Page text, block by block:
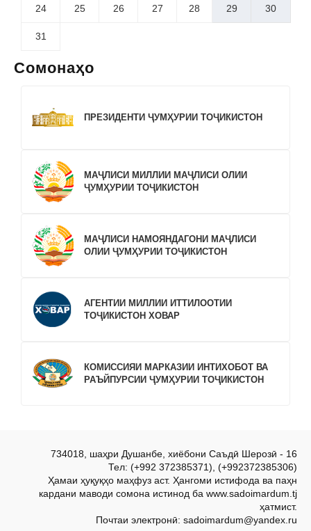
24 25 26 27 28 29 30
31
Сомонаҳо
ПРЕЗИДЕНТИ ҶУМҲУРИИ ТОҶИКИСТОН
МАҶЛИСИ МИЛЛИИ МАҶЛИСИ ОЛИИ
ҶУМҲУРИИ ТОҶИКИСТОН
МАҶЛИСИ НАМОЯНДАГОНИ МАҶЛИСИ
ОЛИИ ҶУМҲУРИИ ТОҶИКИСТОН
АГЕНТИИ МИЛЛИИ ИТТИЛООТИИ
ТОҶИКИСТОН ХОВАР
КОМИССИЯИ МАРКАЗИИ ИНТИХОБОТ ВА
РАЪЙПУРСИИ ҶУМҲУРИИ ТОҶИКИСТОН
734018, шаҳри Душанбе, хиёбони Саъдӣ Шерозӣ - 16
Тел: (+992 372385371), (+992372385306)
Ҳамаи ҳуқуқҳо маҳфуз аст. Ҳангоми истифода ва паҳн
кардани маводи сомона истинод ба www.sadoimardum.tj
ҳатмист.
Почтаи электронӣ: sadoimardum@yandex.ru